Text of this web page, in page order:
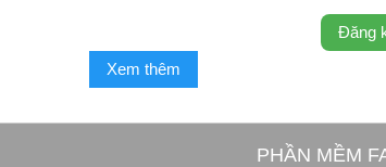
Đăng
Xem thêm
PHẦN MỀM